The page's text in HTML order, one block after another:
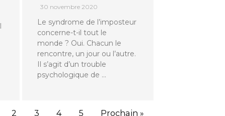
30 novembre 2020
Le syndrome de l’imposteur
concerne-t-il tout le
monde ? Oui. Chacun le
rencontre, un jour ou l’autre.
Il s’agit d’un trouble
psychologique de …
2 3 4 5 Prochain »